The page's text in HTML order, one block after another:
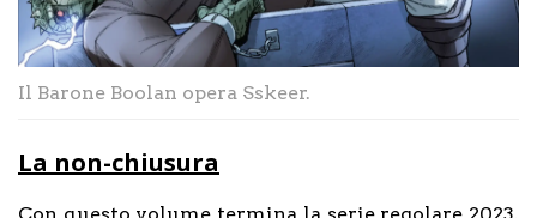
Il Barone Boolan opera Sskeer.
La non-chiusura